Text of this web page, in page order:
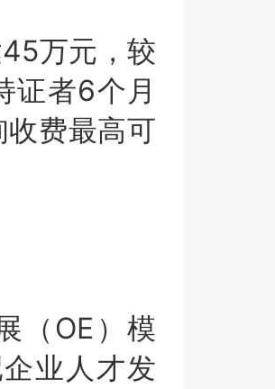
万元，较
证者6个月
费最高可
（OE）模
业人才发